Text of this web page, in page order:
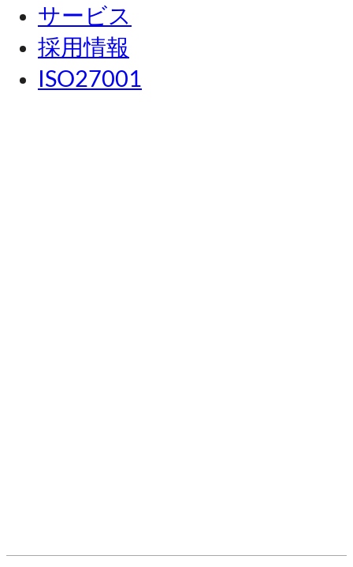
東京
名古屋
関西
サービス
採用情報
ISO27001